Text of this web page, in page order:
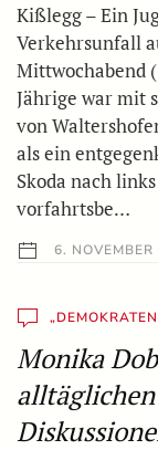
Kißlegg – Ein
Verkehrsunfall
Mittwochabend
Jährige war mit
von
als ein
Skoda nach
vorfahrtsbe…
6.
Monika